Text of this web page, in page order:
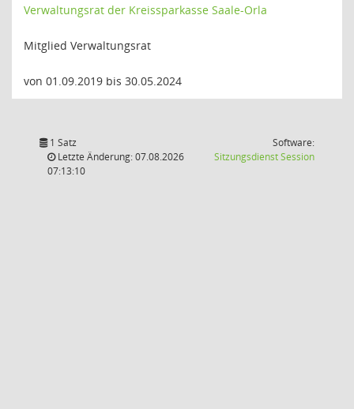
Verwaltungsrat der Kreissparkasse Saale-Orla
Mitglied Verwaltungsrat
von 01.09.2019 bis 30.05.2024
1 Satz
Letzte Änderung: 07.08.2026
07:13:10
Software:
SitzungsdienstSession(Wird in